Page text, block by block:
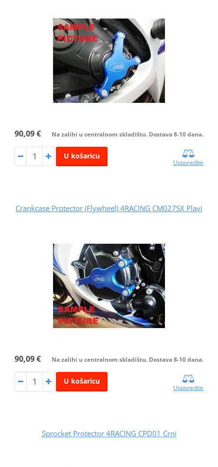
90,09 € Na zalihi u centralnom skladištu. Dostava 8-10 dana.
U košaricu
Usporedite
Crankcase Protector (Flywheel) 4RACING CM027SX Plavi
90,09 € Na zalihi u centralnom skladištu. Dostava 8-10 dana.
U košaricu
Usporedite
Sprocket Protector 4RACING CPD01 Crni